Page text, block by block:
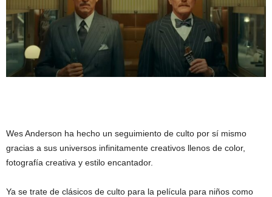
Wes Anderson ha hecho un seguimiento de culto por sí mismo
gracias a sus universos infinitamente creativos llenos de color,
fotografía creativa y estilo encantador.
Ya se trate de clásicos de culto para la película para niños como